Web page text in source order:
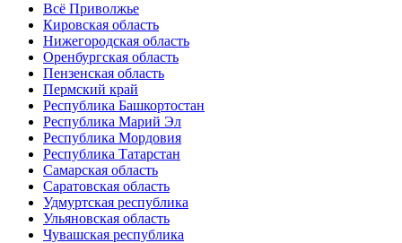
Всё Приволжье
Кировская область
Нижегородская область
Оренбургская область
Пензенская область
Пермский край
Республика Башкортостан
Республика Марий Эл
Республика Мордовия
Республика Татарстан
Самарская область
Саратовская область
Удмуртская республика
Ульяновская область
Чувашская республика